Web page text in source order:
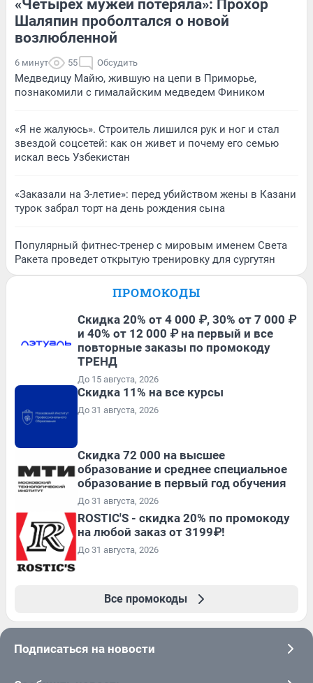
«Четырех мужей потеряла»: Прохор
Шаляпин проболтался о новой
возлюбленной
6 минут 55 Обсудить
Медведицу Майю, жившую на цепи в Приморье,
познакомили с гималайским медведем Фиником
«Я не жалуюсь». Строитель лишился рук и ног и стал
звездой соцсетей: как он живет и почему его семью
искал весь Узбекистан
«Заказали на 3-летие»: перед убийством жены в Казани
турок забрал торт на день рождения сына
Популярный фитнес-тренер с мировым именем Света
Ракета проведет открытую тренировку для сургутян
ПРОМОКОДЫ
Скидка 20% от 4 000 ₽, 30% от 7 000 ₽
и 40% от 12 000 ₽ на первый и все
повторные заказы по промокоду
ТРЕНД
До 15 августа, 2026
Скидка 11% на все курсы
До 31 августа, 2026
Скидка 72 000 на высшее
образование и среднее специальное
образование в первый год обучения
До 31 августа, 2026
ROSTIC'S - скидка 20% по промокоду
на любой заказ от 3199₽!
До 31 августа, 2026
Все промокоды
Подписаться на новости